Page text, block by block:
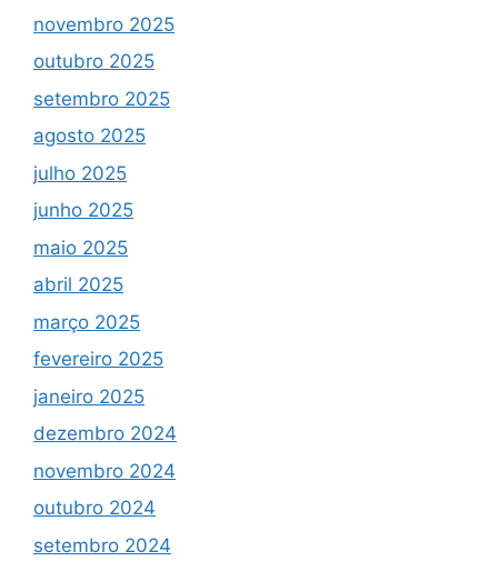
novembro 2025
outubro 2025
setembro 2025
agosto 2025
julho 2025
junho 2025
maio 2025
abril 2025
março 2025
fevereiro 2025
janeiro 2025
dezembro 2024
novembro 2024
outubro 2024
setembro 2024